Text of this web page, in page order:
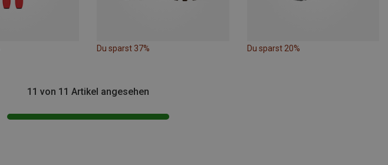
Du sparst 37% Du sparst 20%
11 von 11 Artikel angesehen